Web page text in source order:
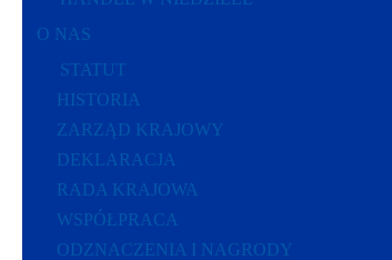
O NAS
STATUT
HISTORIA
ZARZĄD KRAJOWY
DEKLARACJA
RADA KRAJOWA
WSPÓŁPRACA
ODZNACZENIA I NAGRODY